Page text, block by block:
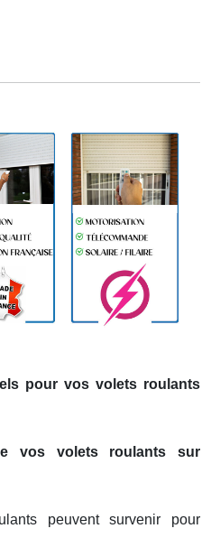
pour vos volets roulants
vos volets roulants sur
peuvent survenir pour